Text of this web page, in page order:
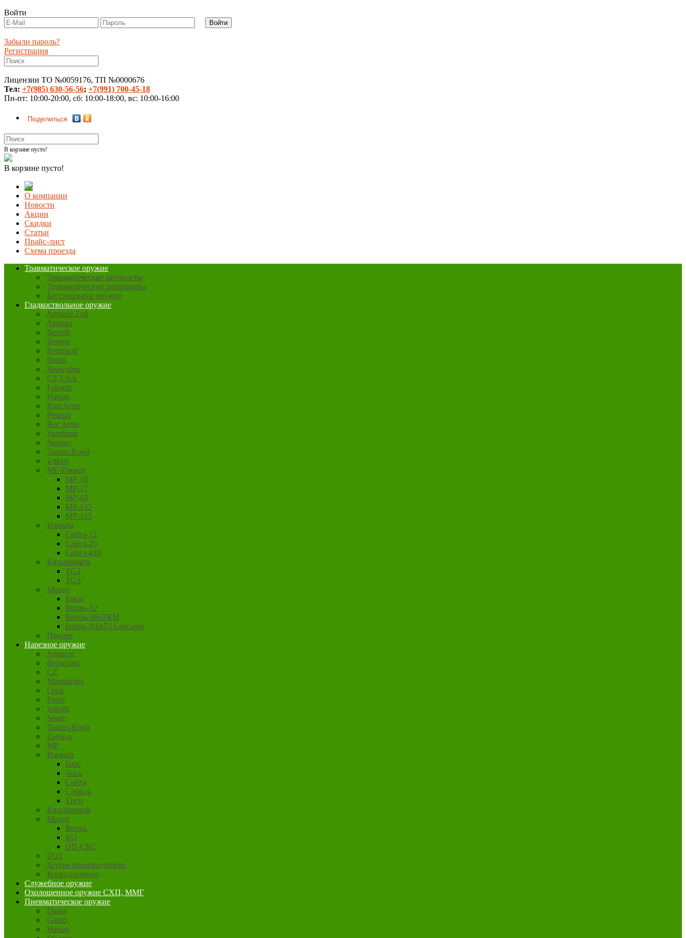
Войти
Забыли пароль?
Регистрация
Лицензии ТО №0059176, ТП №0000676
Тел: +7(985) 630-56-56; +7(991) 700-45-18
Пн-пт: 10:00-20:00, сб: 10:00-18:00, вс: 10:00-16:00
Поделиться
В корзине пусто!
В корзине пусто!
О компании
Новости
Акции
Скидки
Статьи
Прайс-лист
Схема проезда
Травматическое оружие
Травматические пистолеты
Травматические револьверы
Бесствольное оружие
Гладкоствольное оружие
Antonio Zoli
Armsan
Benelli
Beretta
Bettinsoli
Breda
Browning
CZ-USA
Fabarm
Hatsan
Kral Arms
Perazzi
Rec Arms
Sarsilmaz
Stoeger
Taurus-Rossi
Uzkon
MP-Ижмех
MP-18
MP-27
MP-43
MP-135
MP-155
Ижмаш
Сайга-12
Сайга-20
Сайга-410
Калашников
TG2
TG3
Молот
Бекас
Вепрь-12
Вепрь-366ТКМ
Вепрь-9,6х53 Lancaster
Прочее
Нарезное оружие
Armscor
Browning
CZ
Mannlicher
Orsis
Pietta
Sabatti
Sauer
Taurus-Rossi
Zastava
MP
Ижмаш
Барс
Лось
Сайга
Соболь
Тигр
Калашников
Молот
Вепрь
КО
ОП-СКС
ТОЗ
Другие производители
Комиссионное
Служебное оружие
Охолощенное оружие СХП, ММГ
Пневматическое оружие
Diana
Gamo
Hatsan